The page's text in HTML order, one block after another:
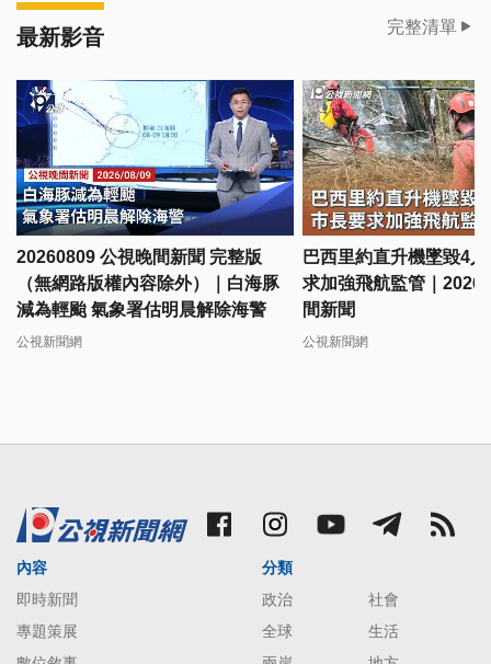
最新影音 完整清單
20260809 公視晚間新聞 完整版
（無網路版權內容除外）｜白海豚
減為輕颱 氣象署估明晨解除海警
公視新聞網
巴西里約直升機墜毀4
求加強飛航監管｜
間新聞
公視新聞網
內容
即時新聞
專題策展
分類
政治
社會
全球
生活